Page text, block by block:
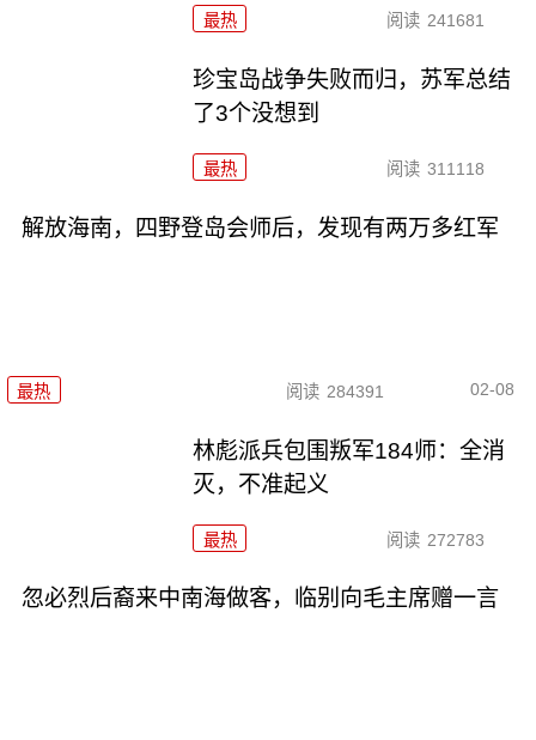
最热 阅读 241681
珍宝岛战争失败而归，苏军总结
了3个没想到
最热 阅读 311118
解放海南，四野登岛会师后，发现有两万多红军
最热 阅读 284391 02-08
林彪派兵包围叛军184师：全消
灭，不准起义
最热 阅读 272783
忽必烈后裔来中南海做客，临别向毛主席赠一言